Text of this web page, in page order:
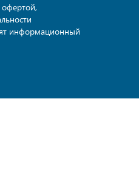
информационный